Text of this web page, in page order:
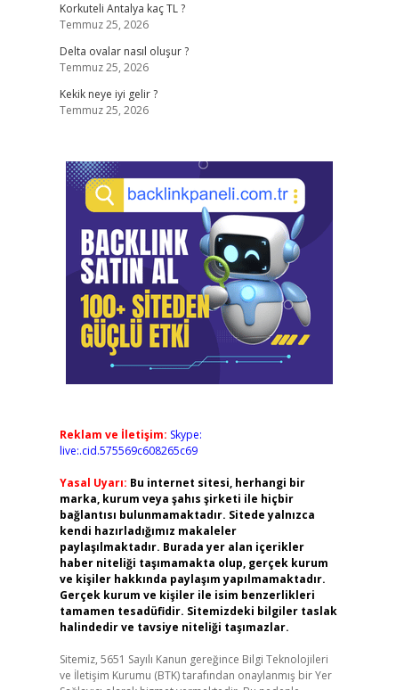
Korkuteli Antalya kaç TL ?
Temmuz 25, 2026
Delta ovalar nasıl oluşur ?
Temmuz 25, 2026
Kekik neye iyi gelir ?
Temmuz 25, 2026
Reklam ve İletişim: Skype:
live:.cid.575569c608265c69
Yasal Uyarı: Bu internet sitesi, herhangi bir
marka, kurum veya şahıs şirketi ile hiçbir
bağlantısı bulunmamaktadır. Sitede yalnızca
kendi hazırladığımız makaleler
paylaşılmaktadır. Burada yer alan içerikler
haber niteliği taşımamakta olup, gerçek kurum
ve kişiler hakkında paylaşım yapılmamaktadır.
Gerçek kurum ve kişiler ile isim benzerlikleri
tamamen tesadüfidir. Sitemizdeki bilgiler taslak
halindedir ve tavsiye niteliği taşımazlar.
Sitemiz, 5651 Sayılı Kanun gereğince Bilgi Teknolojileri
ve İletişim Kurumu (BTK) tarafından onaylanmış bir Yer